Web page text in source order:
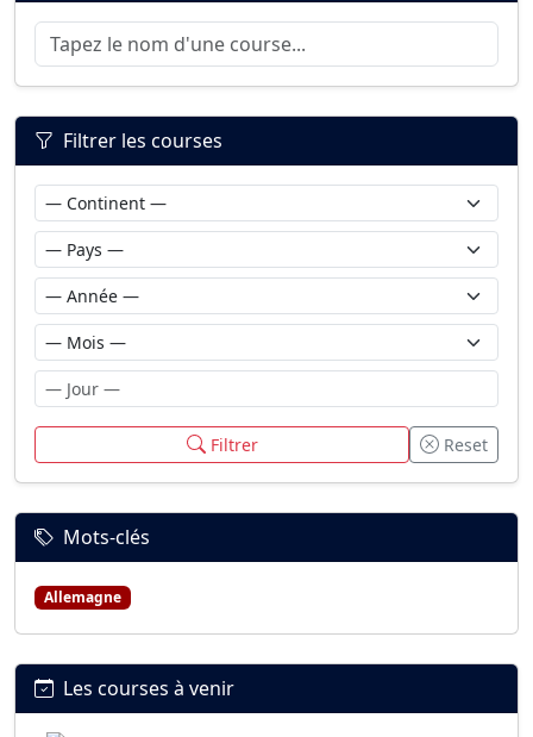
Filtrer les courses
Filtrer Reset
Mots-clés
Allemagne
Les courses à venir